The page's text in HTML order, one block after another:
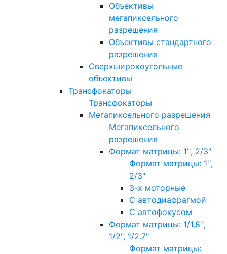
Объективы
мегапиксельного
разрешения
Объективы стандартного
разрешения
Сверхширокоугольные
объективы
Трансфокаторы
Трансфокаторы
Мегапиксельного разрешения
Мегапиксельного
разрешения
Формат матрицы: 1'', 2/3"
Формат матрицы: 1'',
2/3"
3-х моторные
С автодиафрагмой
С автофокусом
Формат матрицы: 1/1.8'',
1/2", 1/2.7"
Формат матрицы: